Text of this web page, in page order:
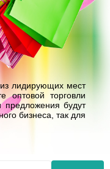
лидирующих мест
оптовой торговли
предложения будут
бизнеса, так для